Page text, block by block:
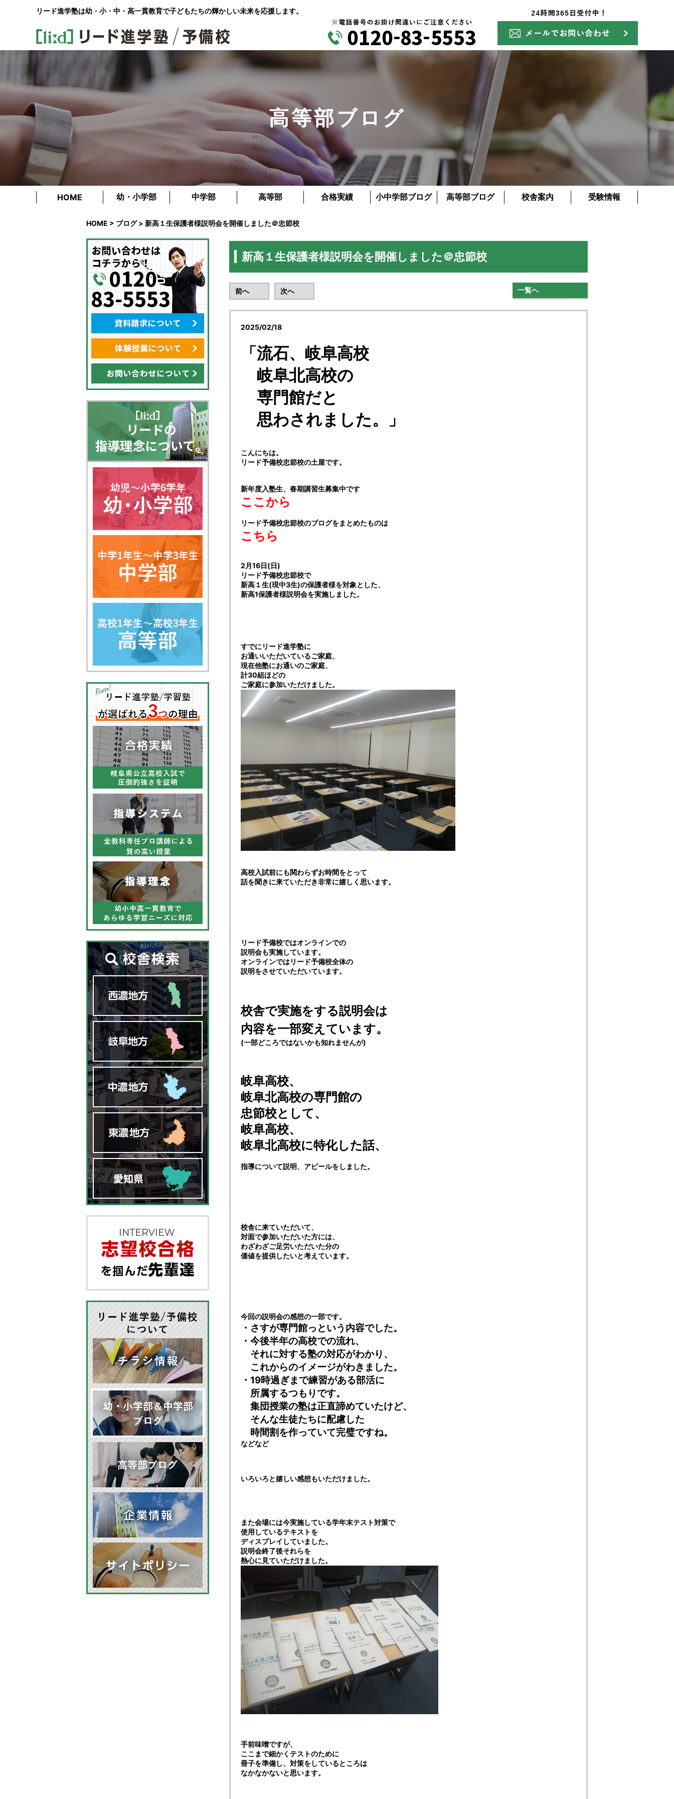
リード進学塾は幼・小・中・高一貫教育で子どもたちの輝かしい未来を応援します。
高等部ブログ
HOME 幼・小学部 中学部 高等部 合格実績 小中学部ブログ 高等部ブログ 校舎案内 受験情報
HOME > ブログ> 新高１生保護者様説明会を開催しました＠忠節校
新高１生保護者様説明会を開催しました＠忠節校
前へ 次へ 一覧へ
2025/02/18
「流石、岐阜高校
岐阜北高校の
専門館だと
思わされました。」
こんにちは。
リード予備校忠節校の土屋です。
新年度入塾生、春期講習生募集中です
ここから
リード予備校忠節校のブログをまとめたものは
こちら
2月16日(日)
リード予備校忠節校で
新高１生(現中3生)の保護者様を対象とした、
新高1保護者様説明会を実施しました。
すでにリード進学塾に
お通いいただいているご家庭、
現在他塾にお通いのご家庭、
計30組ほどの
ご家庭に参加いただけました。
高校入試前にも関わらずお時間をとって
話を聞きに来ていただき非常に嬉しく思います。
リード予備校ではオンラインでの
説明会も実施しています。
オンラインではリード予備校全体の
説明をさせていただいています。
校舎で実施をする説明会は
内容を一部変えています。
(一部どころではないかも知れませんが)
岐阜高校、
岐阜北高校の専門館の
忠節校として、
岐阜高校、
岐阜北高校に特化した話、
指導について説明、アピールをしました。
校舎に来ていただいて、
対面で参加いただいた方には、
わざわざご足労いただいた分の
価値を提供したいと考えています。
今回の説明会の感想の一部です。
・さすが専門館っという内容でした。
・今後半年の高校での流れ、
それに対する塾の対応がわかり、
これからのイメージがわきました。
・19時過ぎまで練習がある部活に
所属するつもりです。
集団授業の塾は正直諦めていたけど、
そんな生徒たちに配慮した
時間割を作っていて完璧ですね。
などなど
いろいろと嬉しい感想もいただけました。
また会場には今実施している学年末テスト対策で
使用しているテキストを
ディスプレイしていました。
説明会終了後それらを
熱心に見ていただけました。
手前味噌ですが、
ここまで細かくテストのために
冊子を準備し、対策をしているところは
なかなかないと思います。